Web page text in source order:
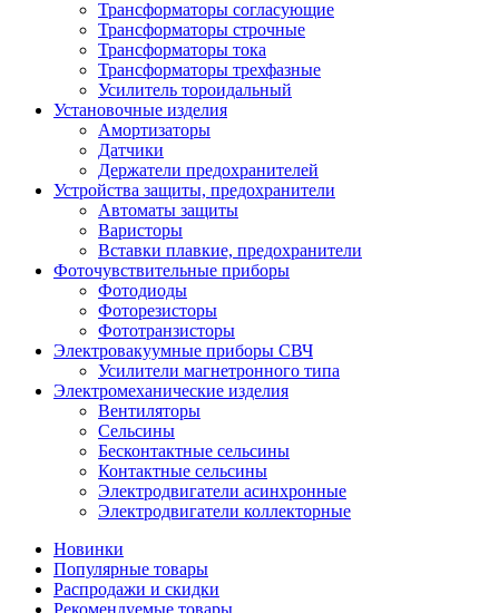
Трансформаторы согласующие
Трансформаторы строчные
Трансформаторы тока
Трансформаторы трехфазные
Усилитель тороидальный
Установочные изделия
Амортизаторы
Датчики
Держатели предохранителей
Устройства защиты, предохранители
Автоматы защиты
Варисторы
Вставки плавкие, предохранители
Фоточувствительные приборы
Фотодиоды
Фоторезисторы
Фототранзисторы
Электровакуумные приборы СВЧ
Усилители магнетронного типа
Электромеханические изделия
Вентиляторы
Сельсины
Бесконтактные сельсины
Контактные сельсины
Электродвигатели асинхронные
Электродвигатели коллекторные
Новинки
Популярные товары
Распродажи и скидки
Рекомендуемые товары